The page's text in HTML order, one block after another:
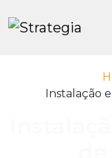
Instalação